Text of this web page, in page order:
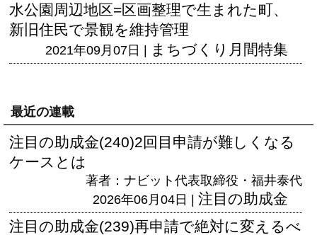
水公園周辺地区=区画整理で生まれた町、
新旧住民で景観を維持管理
2021年09月07日 | まちづくり月間特集
最近の連載
注目の助成金(240)2回目申請が難しくなる
ケースとは
著者：ナビット代表取締役・福井泰代
2026年06月04日 | 注目の助成金
注目の助成金(239)再申請で絶対に変えるべ